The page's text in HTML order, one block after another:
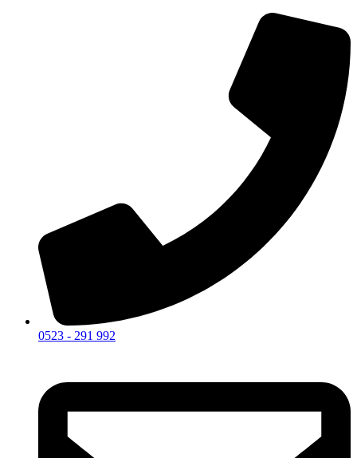
0523 - 291 992